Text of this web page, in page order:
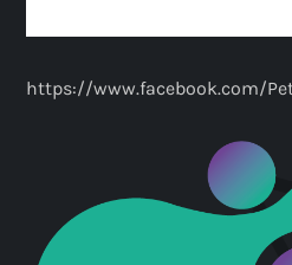
https://www.facebook.com/